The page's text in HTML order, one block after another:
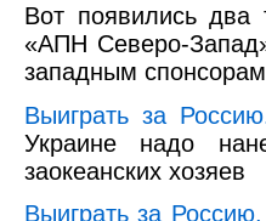
Вот появились два
«АПН Северо-
западным
Выиграть за
Украине надо
заокеанских хозяев
Выиграть за